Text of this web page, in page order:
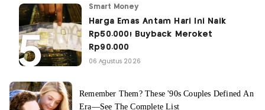
Smart Money
Harga Emas Antam Hari Ini Naik
Rp50.000! Buyback Meroket
Rp90.000
06 Agustus 2026